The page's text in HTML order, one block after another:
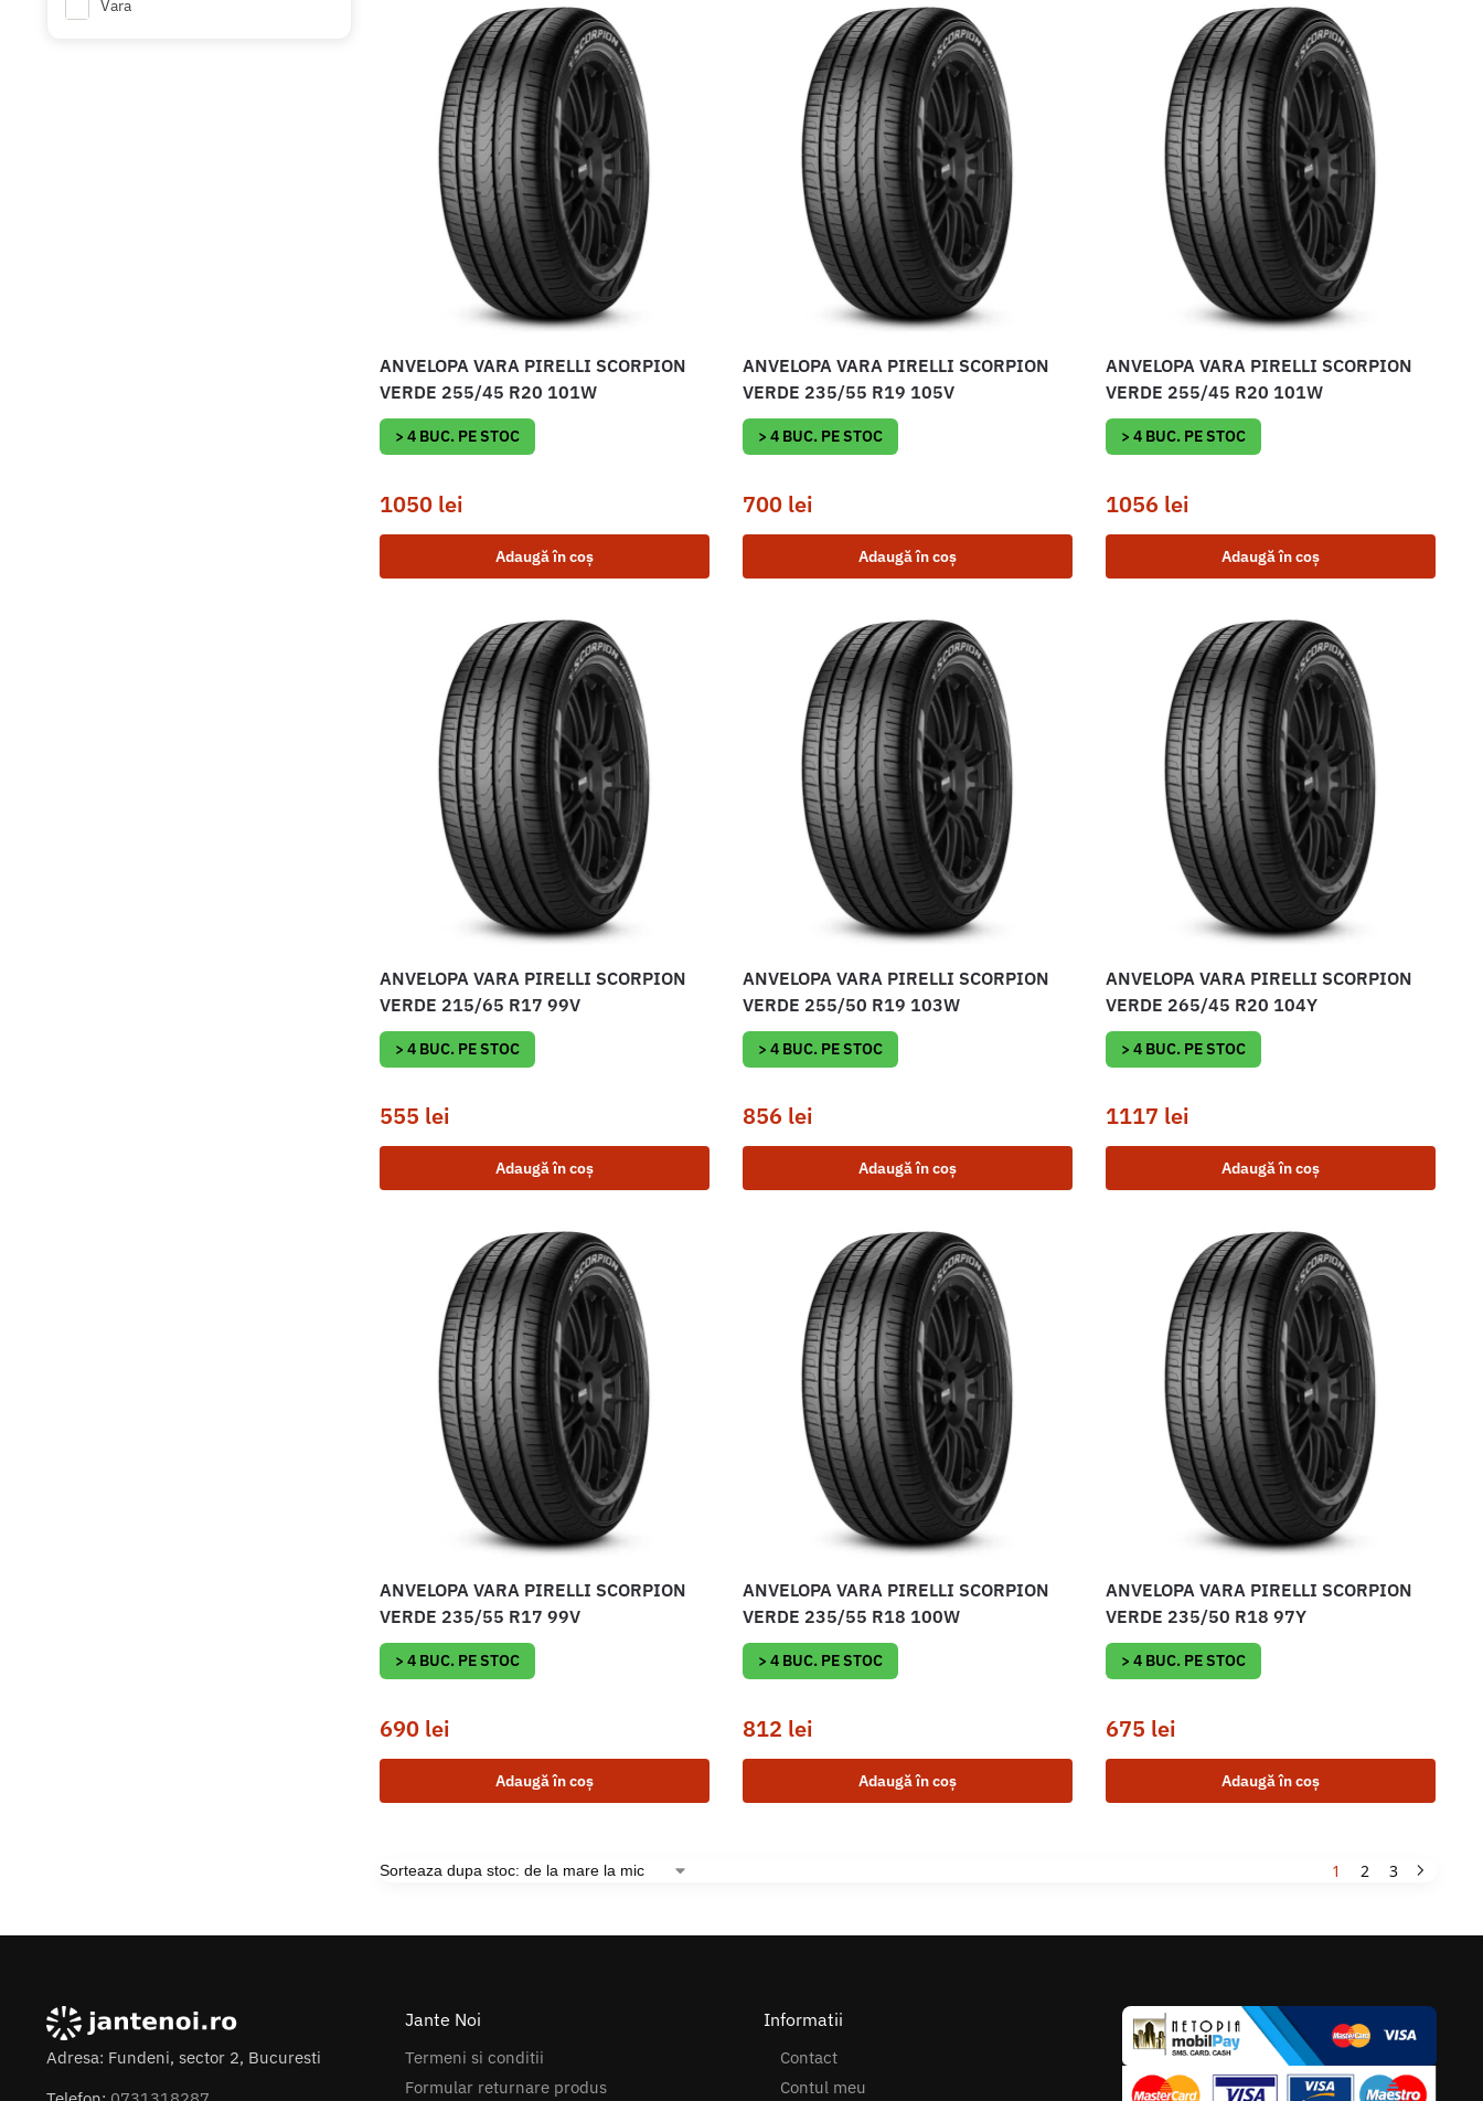
ANVELOPA VARA PIRELLI SCORPION
VERDE 255/45 R20 101W
> 4 BUC. PE STOC
1050 lei
Adaugă în coș
ANVELOPA VARA PIRELLI SCORPION
VERDE 235/55 R19 105V
> 4 BUC. PE STOC
700 lei
Adaugă în coș
ANVELOPA VARA PIRELLI SCORPION
VERDE 255/45 R20 101W
> 4 BUC. PE STOC
1056 lei
Adaugă în coș
ANVELOPA VARA PIRELLI SCORPION
VERDE 215/65 R17 99V
> 4 BUC. PE STOC
555 lei
Adaugă în coș
ANVELOPA VARA PIRELLI SCORPION
VERDE 255/50 R19 103W
> 4 BUC. PE STOC
856 lei
Adaugă în coș
ANVELOPA VARA PIRELLI SCORPION
VERDE 265/45 R20 104Y
> 4 BUC. PE STOC
1117 lei
Adaugă în coș
ANVELOPA VARA PIRELLI SCORPION
VERDE 235/55 R17 99V
> 4 BUC. PE STOC
690 lei
Adaugă în coș
ANVELOPA VARA PIRELLI SCORPION
VERDE 235/55 R18 100W
> 4 BUC. PE STOC
812 lei
Adaugă în coș
ANVELOPA VARA PIRELLI SCORPION
VERDE 235/50 R18 97Y
> 4 BUC. PE STOC
675 lei
Adaugă în coș
1 2 3
Vara
Adresa: Fundeni, sector 2, Bucuresti
Jante Noi
Termeni si conditii
Formular returnare produs
Informatii
Contact
Contul meu